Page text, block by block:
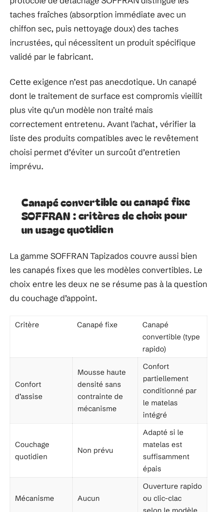
taches fraîches (absorption immédiate avec un
chiffon sec, puis nettoyage doux) des taches
incrustées, qui nécessitent un produit spécifique
validé par le fabricant.
Cette exigence n’est pas anecdotique. Un canapé
dont le traitement de surface est compromis vieillit
plus vite qu’un modèle non traité mais
correctement entretenu. Avant l’achat, vérifier la
liste des produits compatibles avec le revêtement
choisi permet d’éviter un surcoût d’entretien
imprévu.
Canapé convertible ou canapé fixe
SOFFRAN : critères de choix pour
un usage quotidien
La gamme SOFFRAN Tapizados couvre aussi bien
les canapés fixes que les modèles convertibles. Le
choix entre les deux ne se résume pas à la question
du couchage d’appoint.
Critère Canapé fixe
Canapé
convertible (type
rapido)
Confort
d’assise
Mousse haute
densité sans
contrainte de
mécanisme
Confort
partiellement
conditionné par
le matelas
intégré
Couchage
quotidien
Non prévu
Adapté si le
matelas est
suffisamment
épais
Mécanisme Aucun
Ouverture rapido
ou clic-clac